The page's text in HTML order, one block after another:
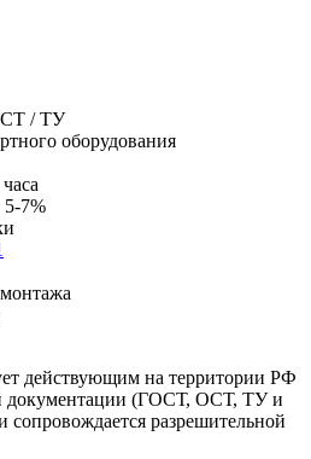
/ ТУ
оборудования
7%
действующим на территории РФ
документации (ГОСТ, ОСТ, ТУ и
сопровождается разрешительной